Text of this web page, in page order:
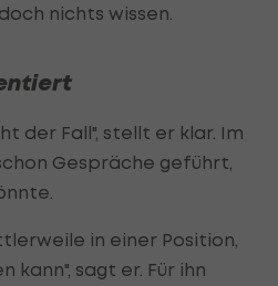
nichts wissen.
der Fall", stellt er klar. Im
Gespräche geführt,
in einer Position,
kann", sagt er. Für ihn